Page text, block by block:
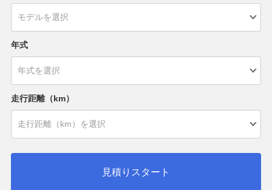
年式
走行距離（km）
見積りスタート